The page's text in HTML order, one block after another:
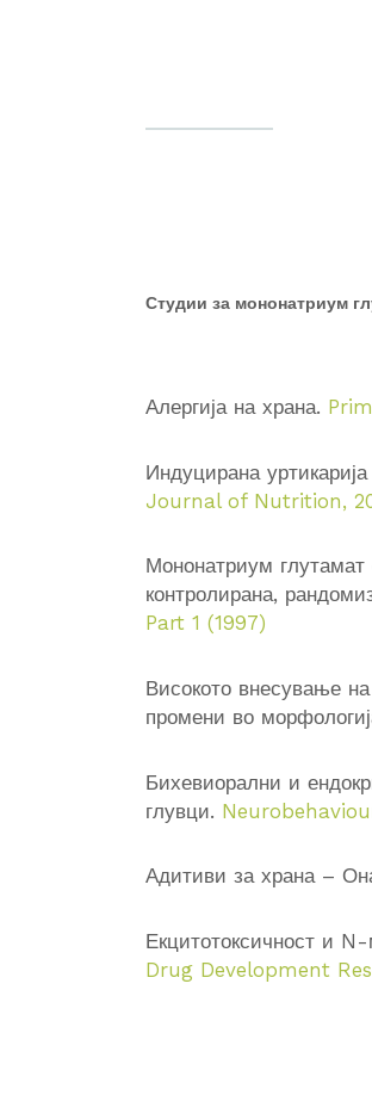
Студии за мононатриум
Алергија на храна.
Индуцирана
Journal of Nutrition,
Мононатриум
контролирана,
Part 1 (1997)
Високото внесување
промени во
Бихевиорални и
глувци.
Адитиви за храна –
Екцитотоксичност и
Drug Development